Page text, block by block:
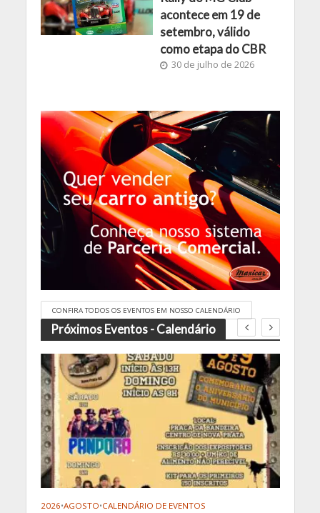
acontece em 19 de
setembro, válido
como etapa do CBR
30 de julho de 2026
Próximos Eventos - Calendário
CONFIRA TODOS OS EVENTOS EM NOSSO CALENDÁRIO
2026•AGOSTO•CALENDÁRIO DE EVENTOS